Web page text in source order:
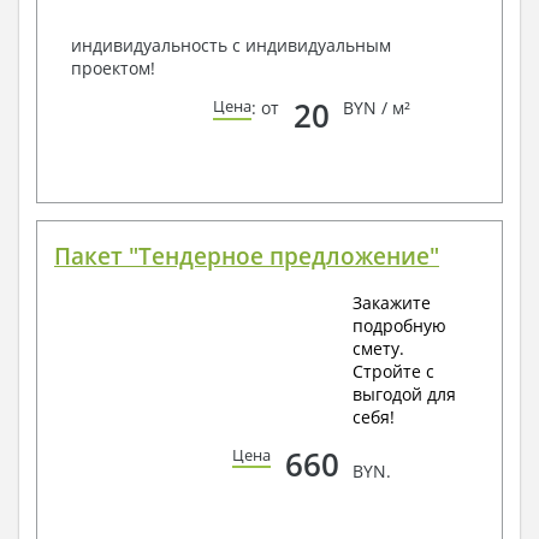
индивидуальность с индивидуальным
проектом!
Цена: от 20 BYN / м²
Пакет "Тендерное предложение"
Закажите
подробную
смету.
Стройте с
выгодой для
себя!
Цена 660 BYN.